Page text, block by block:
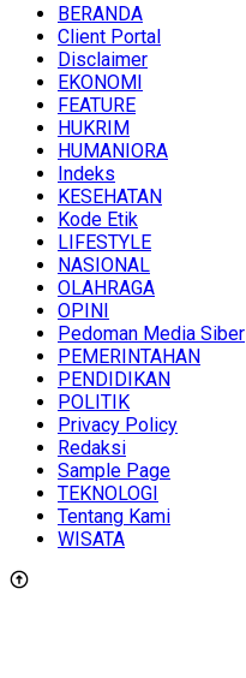
BERANDA
Client Portal
Disclaimer
EKONOMI
FEATURE
HUKRIM
HUMANIORA
Indeks
KESEHATAN
Kode Etik
LIFESTYLE
NASIONAL
OLAHRAGA
OPINI
Pedoman Media Siber
PEMERINTAHAN
PENDIDIKAN
POLITIK
Privacy Policy
Redaksi
Sample Page
TEKNOLOGI
Tentang Kami
WISATA